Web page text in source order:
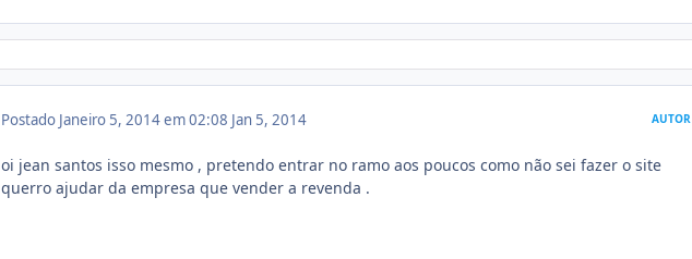
Postado Janeiro 5, 2014 em 02:08 Jan 5, 2014 AUTOR
oi jean santos isso mesmo , pretendo entrar no ramo aos poucos como não sei fazer o site
querro ajudar da empresa que vender a revenda .